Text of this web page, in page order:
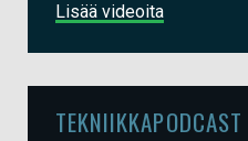
Lisää videoita
TEKNIIKKAPODCAST